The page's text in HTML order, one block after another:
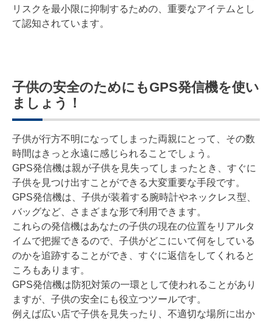
リスクを最小限に抑制するための、重要なアイテムとし
て認知されています。
子供の安全のためにもGPS発信機を使い
ましょう！
子供が行方不明になってしまった両親にとって、その数
時間はきっと永遠に感じられることでしょう。
GPS発信機は親が子供を見失ってしまったとき、すぐに
子供を見つけ出すことができる大変重要な手段です。
GPS発信機は、子供が装着する腕時計やネックレス型、
バッグなど、さまざまな形で利用できます。
これらの発信機はあなたの子供の現在の位置をリアルタ
イムで把握できるので、子供がどこにいて何をしている
のかを追跡することができ、すぐに返信をしてくれると
ころもあります。
GPS発信機は防犯対策の一環として使われることがあり
ますが、子供の安全にも役立つツールです。
例えば広い店で子供を見失ったり、不適切な場所に出か